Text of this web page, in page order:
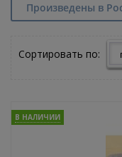
Произведены в
Сортировать по:
В НАЛИЧИИ